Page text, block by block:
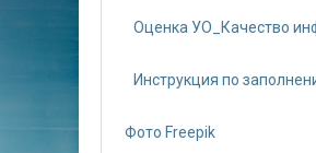
Оценка УО_Качество
Инструкция по
Фото Freepik